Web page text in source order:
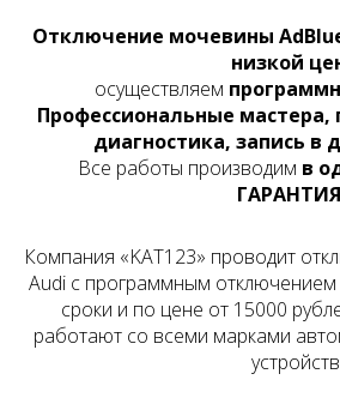
Отключение мочевины
низкой
осуществляем
Профессиональные мастера,
диагностика, запись в
Все работы производим в
Компания «KAT123» проводит
Audi с программным
сроки и по цене от 15000
работают со всеми марками